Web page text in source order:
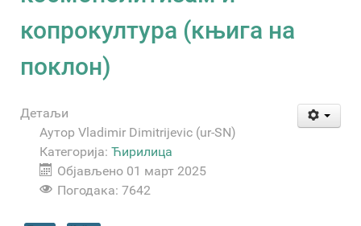
копрокултура (књига на
поклон)
Детаљи
Аутор Vladimir Dimitrijevic (ur-SN)
Категорија: Ћирилица
Објављено 01 март 2025
Погодака: 7642